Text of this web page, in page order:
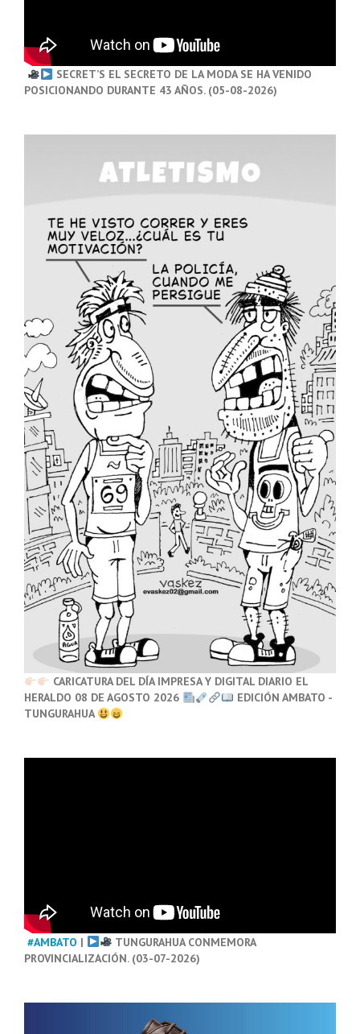
SECRET’S EL SECRETO DE LA MODA SE HA VENIDO
POSICIONANDO DURANTE 43 AÑOS. (05-08-2026)
CARICATURA DEL DÍA IMPRESA Y DIGITAL DIARIO EL
HERALDO 08 DE AGOSTO 2026
EDICIÓN AMBATO -
TUNGURAHUA
#AMBATO |
TUNGURAHUA CONMEMORA
PROVINCIALIZACIÓN. (03-07-2026)